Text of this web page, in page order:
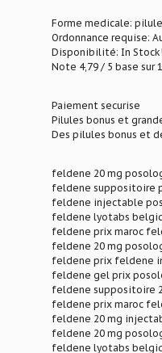
Forme medicale: pilule
Ordonnance requise:
Disponibilité: In Stock!
Note 4,79 / 5 base sur
Paiement securise
Pilules bonus et
Des pilules bonus et
feldene 20 mg
feldene suppositoire
feldene injectable
feldene lyotabs
feldene prix maroc
feldene 20 mg
feldene prix feldene
feldene gel prix
feldene suppositoire
feldene prix maroc
feldene 20 mg
feldene 20 mg
feldene lyotabs